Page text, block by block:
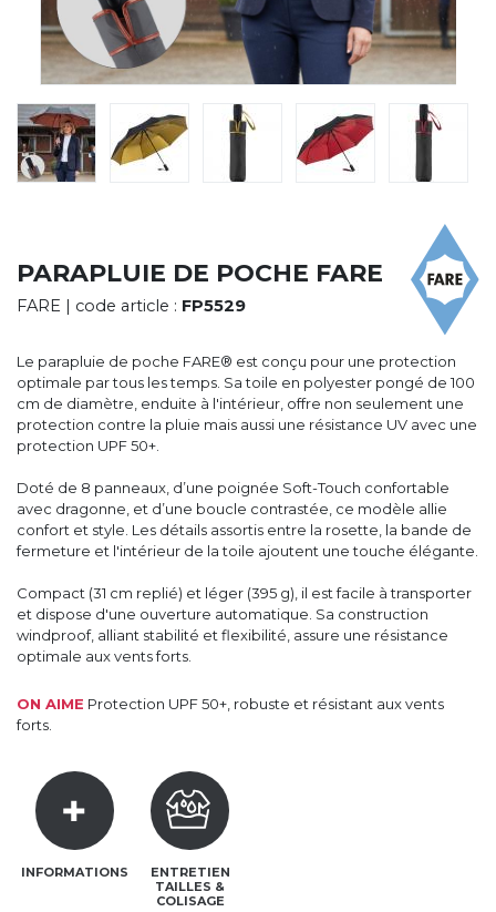
LA SOCIÉTÉ
SERVICES
ROADSHOWS, FORUM DES EXPERTS
CATALOGUES & TARIFS
MARQUES & CERTIFICATS
TECHNIQUES MARQUAGE
PARAPLUIE DE POCHE FARE
FARE | code article : FP5529
Le parapluie de poche FARE® est conçu pour une protection
optimale par tous les temps. Sa toile en polyester pongé de 100
cm de diamètre, enduite à l'intérieur, offre non seulement une
protection contre la pluie mais aussi une résistance UV avec une
protection UPF 50+.
Doté de 8 panneaux, d’une poignée Soft-Touch confortable
avec dragonne, et d’une boucle contrastée, ce modèle allie
confort et style. Les détails assortis entre la rosette, la bande de
fermeture et l'intérieur de la toile ajoutent une touche élégante.
Compact (31 cm replié) et léger (395 g), il est facile à transporter
et dispose d'une ouverture automatique. Sa construction
windproof, alliant stabilité et flexibilité, assure une résistance
optimale aux vents forts.
ON AIME Protection UPF 50+, robuste et résistant aux vents
forts.
INFORMATIONS
ENTRETIEN
TAILLES &
COLISAGE